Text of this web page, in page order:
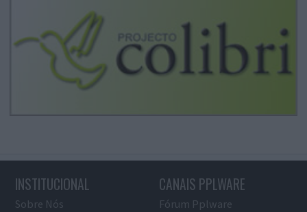
INSTITUCIONAL
Sobre Nós
CANAIS PPLWARE
Fórum Pplware